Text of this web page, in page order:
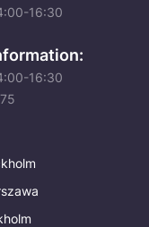
16:30
16:30